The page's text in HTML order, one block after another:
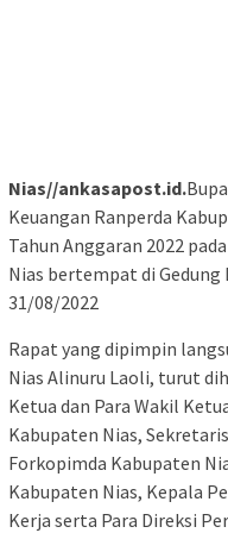
Nias//ankasapost.id.
Keuangan Ranperda
Tahun Anggaran 2022
Nias bertempat di Gedung
31/08/2022
Rapat yang dipimpin
Nias Alinuru Laoli, turut
Ketua dan Para Wakil
Kabupaten Nias,
Forkopimda Kabupaten
Kabupaten Nias, Kepala
Kerja serta Para Direksi